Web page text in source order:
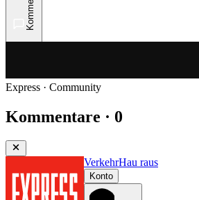
Express · Community
Kommentare · 0
VerkehrHau raus
Konto